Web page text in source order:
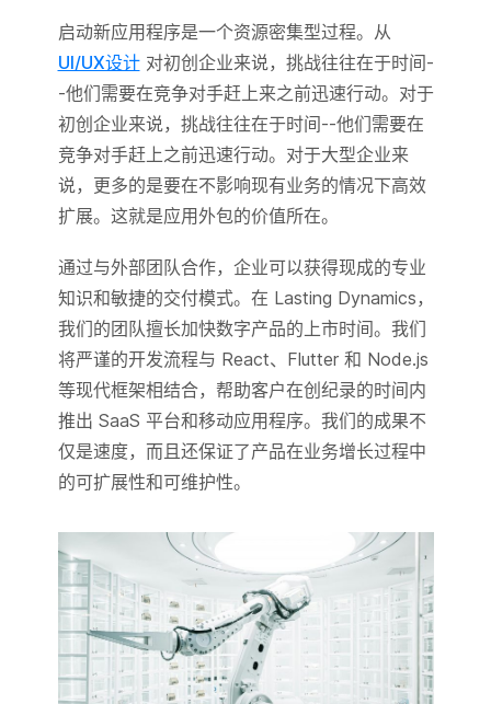
启动新应用程序是一个资源密集型过程。从
UI/UX设计对初创企业来说，挑战往往在于时间-
-他们需要在竞争对手赶上来之前迅速行动。对于
初创企业来说，挑战往往在于时间--他们需要在
竞争对手赶上之前迅速行动。对于大型企业来
说，更多的是要在不影响现有业务的情况下高效
扩展。这就是应用外包的价值所在。
通过与外部团队合作，企业可以获得现成的专业
知识和敏捷的交付模式。在 Lasting Dynamics，
我们的团队擅长加快数字产品的上市时间。我们
将严谨的开发流程与 React、Flutter 和 Node.js
等现代框架相结合，帮助客户在创纪录的时间内
推出 SaaS 平台和移动应用程序。我们的成果不
仅是速度，而且还保证了产品在业务增长过程中
的可扩展性和可维护性。